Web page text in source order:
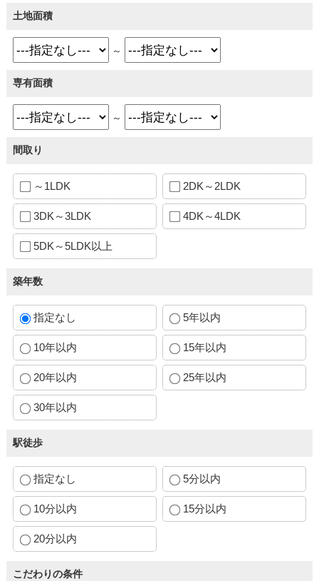
土地面積
～
専有面積
～
間取り
～1LDK 2DK～2LDK
3DK～3LDK 4DK～4LDK
5DK～5LDK以上
築年数
指定なし 5年以内
10年以内 15年以内
20年以内 25年以内
30年以内
駅徒歩
指定なし 5分以内
10分以内 15分以内
20分以内
こだわりの条件